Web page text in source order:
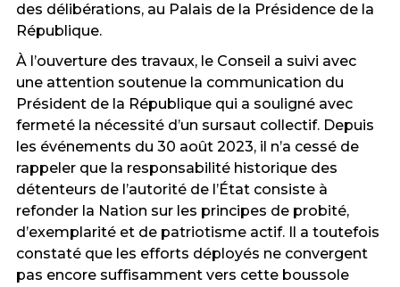
des délibérations, au Palais de la Présidence de la
République.
À l’ouverture des travaux, le Conseil a suivi avec
une attention soutenue la communication du
Président de la République qui a souligné avec
fermeté la nécessité d’un sursaut collectif. Depuis
les événements du 30 août 2023, il n’a cessé de
rappeler que la responsabilité historique des
détenteurs de l’autorité de l’État consiste à
refonder la Nation sur les principes de probité,
d’exemplarité et de patriotisme actif. Il a toutefois
constaté que les efforts déployés ne convergent
pas encore suffisamment vers cette boussole